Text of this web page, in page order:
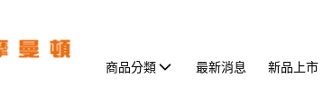
商品分類 最新消息 新品上市